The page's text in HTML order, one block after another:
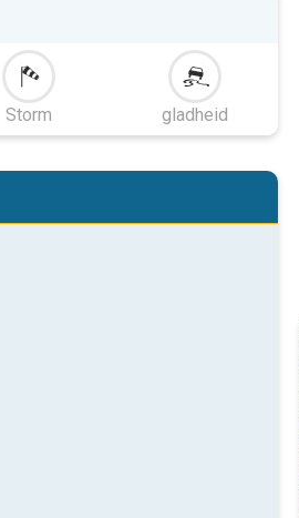
Storm gladheid